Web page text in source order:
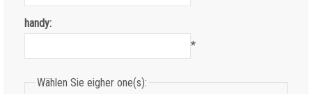
handy:
*
Wählen Sie eigher one(s):